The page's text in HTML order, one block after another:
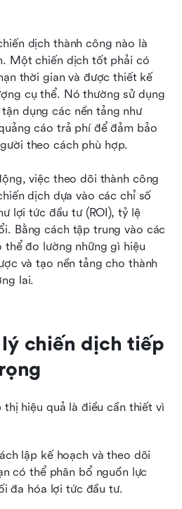
dịch thành công nào là
Một chiến dịch tốt phải có
thời gian và được thiết kế
cụ thể. Nó thường sử dụng
dụng các nền tảng như
cáo trả phí để đảm bảo
theo cách phù hợp.
việc theo dõi thành công
dịch dựa vào các chỉ số
lợi tức đầu tư (ROI), tỷ lệ
Bằng cách tập trung vào các
thể đo lường những gì hiệu
và tạo nền tảng cho thành
lai.
lý chiến dịch tiếp
hiệu quả là điều cần thiết vì
lập kế hoạch và theo dõi
có thể phân bổ nguồn lực
đa hóa lợi tức đầu tư.